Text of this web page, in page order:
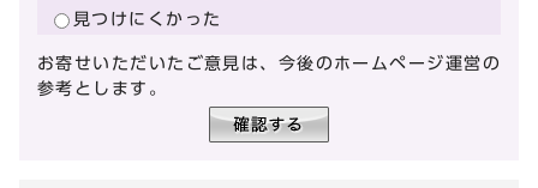
見つけにくかった
お寄せいただいたご意見は、今後のホームページ運営の
参考とします。